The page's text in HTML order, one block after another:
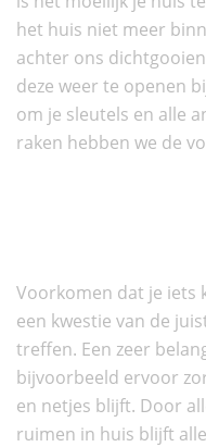
het huis niet meer
achter ons
deze weer te openen
om je sleutels en alle
raken hebben we de
Voorkomen dat je iets
een kwestie van de
treffen. Een zeer
bijvoorbeeld ervoor
en netjes blijft. Door
ruimen in huis blijft